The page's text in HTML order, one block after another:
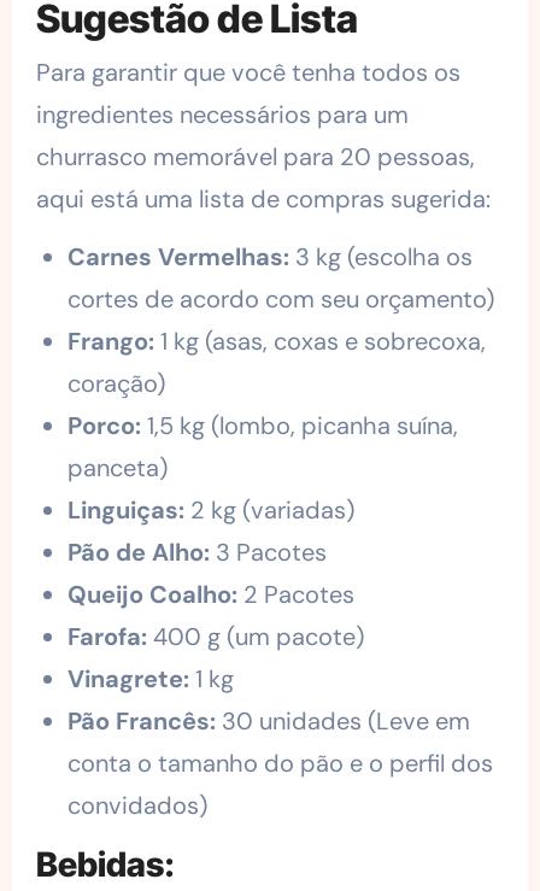
Sugestão de Lista
Para garantir que você tenha todos os
ingredientes necessários para um
churrasco memorável para 20 pessoas,
aqui está uma lista de compras sugerida:
Carnes Vermelhas: 3 kg (escolha os
cortes de acordo com seu orçamento)
Frango: 1 kg (asas, coxas e sobrecoxa,
coração)
Porco: 1,5 kg (lombo, picanha suína,
panceta)
Linguiças: 2 kg (variadas)
Pão de Alho: 3 Pacotes
Queijo Coalho: 2 Pacotes
Farofa: 400 g (um pacote)
Vinagrete: 1 kg
Pão Francês: 30 unidades (Leve em
conta o tamanho do pão e o perfil dos
convidados)
Bebidas: